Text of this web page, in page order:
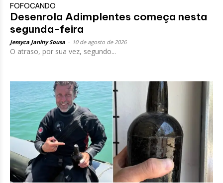
FOFOCANDO
Desenrola Adimplentes começa nesta
segunda-feira
Jessyca Janiny Sousa 10 de agosto de 2026
O atraso, por sua vez, segundo...